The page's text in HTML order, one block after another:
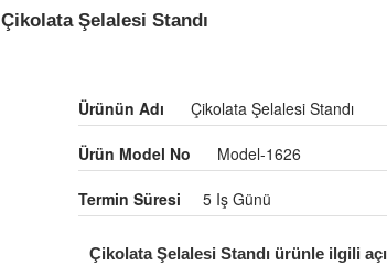
Çikolata Şelalesi Standı
Ürünün Adı Çikolata Şelalesi Standı
Ürün Model No Model-1626
Termin Süresi 5 Iş Günü
Çikolata Şelalesi Standı ürünle ilgili